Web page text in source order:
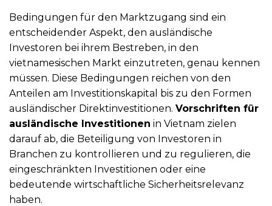
Bedingungen für den Marktzugang sind ein
entscheidender Aspekt, den ausländische
Investoren bei ihrem Bestreben, in den
vietnamesischen Markt einzutreten, genau kennen
müssen. Diese Bedingungen reichen von den
Anteilen am Investitionskapital bis zu den Formen
ausländischer Direktinvestitionen. Vorschriften für
ausländische Investitionen in Vietnam zielen
darauf ab, die Beteiligung von Investoren in
Branchen zu kontrollieren und zu regulieren, die
eingeschränkten Investitionen oder eine
bedeutende wirtschaftliche Sicherheitsrelevanz
haben.